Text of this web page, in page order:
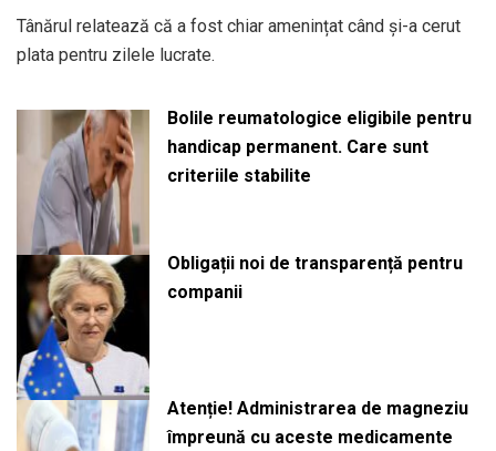
Tânărul relatează că a fost chiar amenințat când și-a cerut
plata pentru zilele lucrate.
Bolile reumatologice eligibile pentru
handicap permanent. Care sunt
criteriile stabilite
Obligații noi de transparență pentru
companii
Atenție! Administrarea de magneziu
împreună cu aceste medicamente